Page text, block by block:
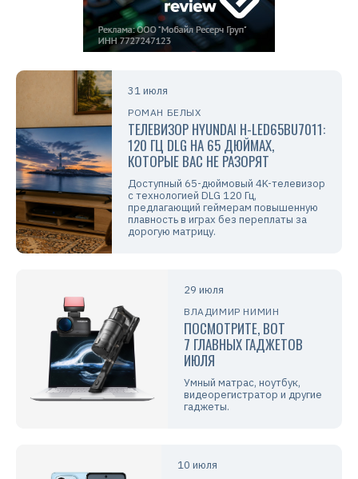
31 июля
РОМАН БЕЛЫХ
ТЕЛЕВИЗОР HYUNDAI H-LED65BU7011:
120 ГЦ DLG НА 65 ДЮЙМАХ,
КОТОРЫЕ ВАС НЕ РАЗОРЯТ
Доступный 65-дюймовый 4K-телевизор
с технологией DLG 120 Гц,
предлагающий геймерам повышенную
плавность в играх без переплаты за
дорогую матрицу.
29 июля
ВЛАДИМИР НИМИН
ПОСМОТРИТЕ, ВОТ
7 ГЛАВНЫХ ГАДЖЕТОВ
ИЮЛЯ
Умный матрас, ноутбук,
видеорегистратор и другие
гаджеты.
10 июля